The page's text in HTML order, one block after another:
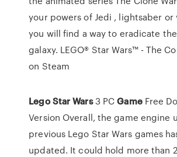
your powers of Jedi , lightsaber or
you will find a way to eradicate
galaxy. LEGO® Star Wars™ - The
on Steam
Lego Star Wars3 PCGameFree
Version Overall, the game engine
previous Lego Star Wars games
updated. It could hold more than